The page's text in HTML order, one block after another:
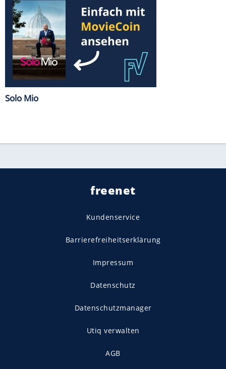
Solo Mio
freenet
Kundenservice
Barrierefreiheitserklärung
Impressum
Datenschutz
Datenschutzmanager
Utiq verwalten
AGB